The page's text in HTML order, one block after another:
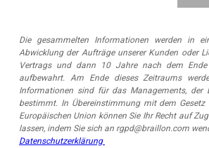
Die gesammelten Informationen werden in
Abwicklung der Aufträge unserer Kunden oder
Vertrags und dann 10 Jahre nach dem
aufbewahrt. Am Ende dieses Zeitraums
Informationen sind für das Managements, der
bestimmt. In Übereinstimmung mit dem
Europäischen Union können Sie Ihr Recht auf
lassen, indem Sie sich an rgpd@braillon.com
Datenschutzerklärung